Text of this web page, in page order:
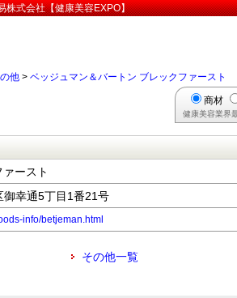
株式会社【健康美容EXPO】
他 > ベッジュマン＆バートン ブレックファースト
商材
健康美容業界
ースト
幸通5丁目1番21号
info/betjeman.html
その他一覧